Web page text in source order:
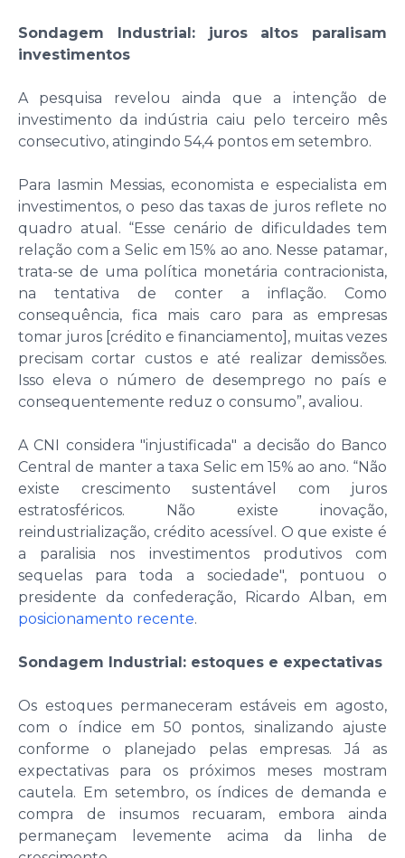
Sondagem Industrial: juros altos paralisam
investimentos
A pesquisa revelou ainda que a intenção de
investimento da indústria caiu pelo terceiro mês
consecutivo, atingindo 54,4 pontos em setembro.
Para Iasmin Messias, economista e especialista em
investimentos, o peso das taxas de juros reflete no
quadro atual. “Esse cenário de dificuldades tem
relação com a Selic em 15% ao ano. Nesse patamar,
trata-se de uma política monetária contracionista,
na tentativa de conter a inflação. Como
consequência, fica mais caro para as empresas
tomar juros [crédito e financiamento], muitas vezes
precisam cortar custos e até realizar demissões.
Isso eleva o número de desemprego no país e
consequentemente reduz o consumo”, avaliou.
A CNI considera "injustificada" a decisão do Banco
Central de manter a taxa Selic em 15% ao ano. “Não
existe crescimento sustentável com juros
estratosféricos. Não existe inovação,
reindustrialização, crédito acessível. O que existe é
a paralisia nos investimentos produtivos com
sequelas para toda a sociedade", pontuou o
presidente da confederação, Ricardo Alban, em
posicionamento recente.
Sondagem Industrial: estoques e expectativas
Os estoques permaneceram estáveis em agosto,
com o índice em 50 pontos, sinalizando ajuste
conforme o planejado pelas empresas. Já as
expectativas para os próximos meses mostram
cautela. Em setembro, os índices de demanda e
compra de insumos recuaram, embora ainda
permaneçam levemente acima da linha de